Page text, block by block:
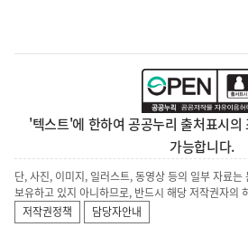
'텍스트'에 한하여 공공누리 출처표시의
가능합니다.
단, 사진, 이미지, 일러스트, 동영상 등의 일부 자료
보유하고 있지 아니하므로, 반드시 해당 저작권자의
저작권정책
담당자안내